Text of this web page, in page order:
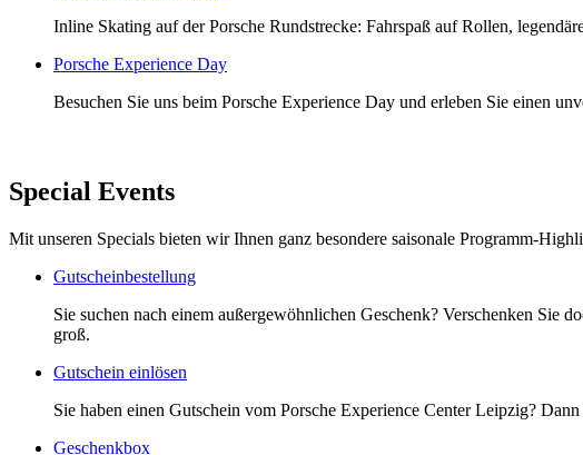
Inline Skating auf der Porsche Rundstrecke: Fahrspaß auf Rollen,
Porsche Experience Day
Besuchen Sie uns beim Porsche Experience Day und erleben Sie einen
Special Events
Mit unseren Specials bieten wir Ihnen ganz besondere saisonale Programm-
Gutscheinbestellung
Sie suchen nach einem außergewöhnlichen Geschenk? Verschenken Sie
groß.
Gutschein einlösen
Sie haben einen Gutschein vom Porsche Experience Center Leipzig?
Geschenkbox